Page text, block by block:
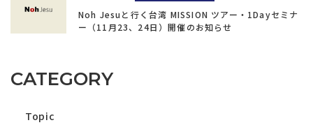
Noh Jesuと行く台湾 MISSION ツアー・1Dayセミナ
ー（11月23、24日）開催のお知らせ
CATEGORY
Topic